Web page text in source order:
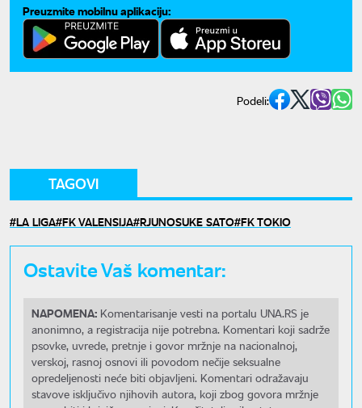
Preuzmite mobilnu aplikaciju:
Podeli:
TAGOVI
LA LIGA FK VALENSIJA RJUNOSUKE SATO FK TOKIO
Ostavite Vaš komentar:
NAPOMENA: Komentarisanje vesti na portalu UNA.RS je
anonimno, a registracija nije potrebna. Komentari koji sadrže
psovke, uvrede, pretnje i govor mržnje na nacionalnoj,
verskoj, rasnoj osnovi ili povodom nečije seksualne
opredeljenosti neće biti objavljeni. Komentari odražavaju
stavove isključivo njihovih autora, koji zbog govora mržnje